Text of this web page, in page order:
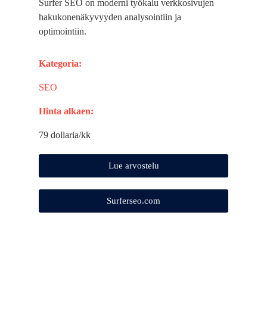
Surfer SEO on moderni työkalu verkkosivujen
hakukonenäkyvyyden analysointiin ja
optimointiin.
Kategoria:
SEO
Hinta alkaen:
79 dollaria/kk
Lue arvostelu
Surferseo.com